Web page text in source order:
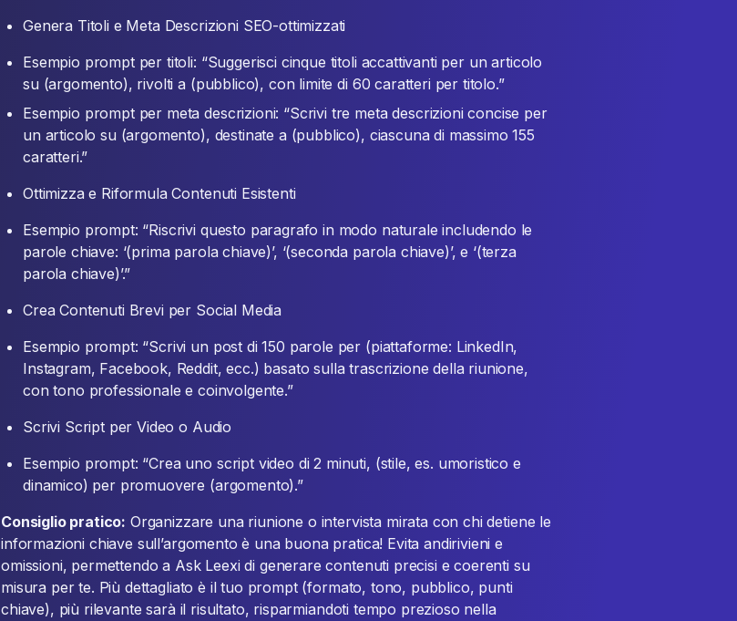
Genera Titoli e Meta Descrizioni SEO-ottimizzati
Esempio prompt per titoli: “Suggerisci cinque titoli accattivanti per un articolo
su (argomento), rivolti a (pubblico), con limite di 60 caratteri per titolo.”
Esempio prompt per meta descrizioni: “Scrivi tre meta descrizioni concise per
un articolo su (argomento), destinate a (pubblico), ciascuna di massimo 155
caratteri.”
Ottimizza e Riformula Contenuti Esistenti
Esempio prompt: “Riscrivi questo paragrafo in modo naturale includendo le
parole chiave: ‘(prima parola chiave)’, ‘(seconda parola chiave)’, e ‘(terza
parola chiave)’.”
Crea Contenuti Brevi per Social Media
Esempio prompt: “Scrivi un post di 150 parole per (piattaforme: LinkedIn,
Instagram, Facebook, Reddit, ecc.) basato sulla trascrizione della riunione,
con tono professionale e coinvolgente.”
Scrivi Script per Video o Audio
Esempio prompt: “Crea uno script video di 2 minuti, (stile, es. umoristico e
dinamico) per promuovere (argomento).”
Consiglio pratico: Organizzare una riunione o intervista mirata con chi detiene le
informazioni chiave sull’argomento è una buona pratica! Evita andirivieni e
omissioni, permettendo a Ask Leexi di generare contenuti precisi e coerenti su
misura per te. Più dettagliato è il tuo prompt (formato, tono, pubblico, punti
chiave), più rilevante sarà il risultato, risparmiandoti tempo prezioso nella